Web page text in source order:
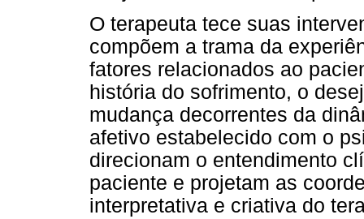
O terapeuta tece suas
compõem a trama da
fatores relacionados ao
história do sofrimento, o
mudança decorrentes da
afetivo estabelecido com o
direcionam o entendimento
paciente e projetam as
interpretativa e criativa do